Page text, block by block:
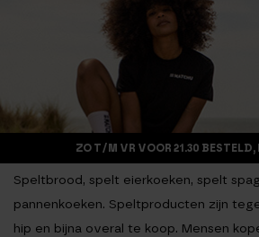
ZO T/M VR VOOR 21.30
Speltbrood, spelt eierkoeken, spelt
pannenkoeken. Speltproducten zijn
hip en bijna overal te koop. Mensen